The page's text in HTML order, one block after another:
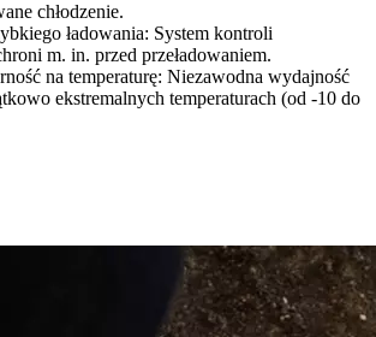
chłodzenie.
ładowania: System kontroli
m. in. przed przeładowaniem.
na temperaturę: Niezawodna wydajność
ekstremalnych temperaturach (od -10 do